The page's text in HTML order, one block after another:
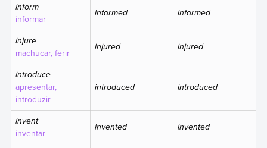
inform
informar informed informed
injure
machucar, ferir injured injured
introduce
apresentar,
introduzir
introduced introduced
invent
inventar invented invented